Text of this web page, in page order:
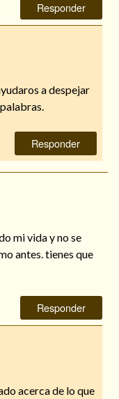
Responder
a despejar
Responder
mi vida y no se
antes. tienes que
Responder
acerca de lo que